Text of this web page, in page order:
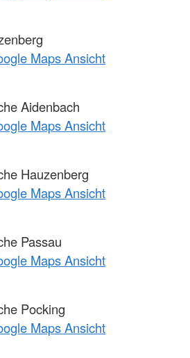
Maps Ansicht
Aidenbach
Maps Ansicht
Hauzenberg
Maps Ansicht
Passau
Maps Ansicht
Pocking
Maps Ansicht